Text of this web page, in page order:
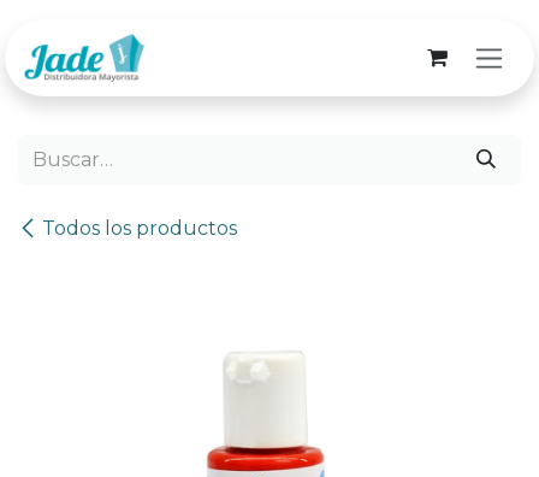
Todos los productos